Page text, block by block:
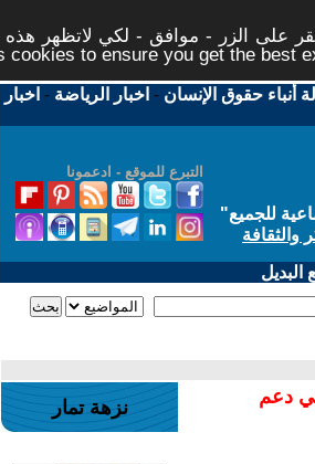
على الزر - موافق - لكي لاتظهر هذه
cookies to ensure you get the best
أنباء حقوق الإنسان - اخبار الرياضة - اخبار
التبرع للموقع - ادعمونا
للجميع"
والثقافة
البديل
دعم
نزهة تمار